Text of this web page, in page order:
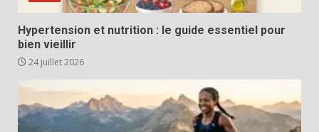
Hypertension et nutrition : le guide essentiel pour
bien vieillir
24 juillet 2026